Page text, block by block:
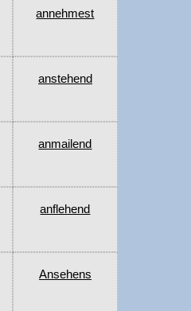
annehmest
anstehend
anmailend
anflehend
Ansehens